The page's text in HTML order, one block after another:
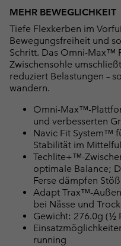
MEHR BEWEGLICHKEIT
Tiefe Flexkerben im
Bewegungsfreiheit und
Schritt. Das Omni-Max™
Zwischensohle
reduziert Belastungen –
wandern.
Omni-Max™-
und verbesserten
Navic Fit System™
Stabilität im
Techlite+™-
optimale Balance;
Ferse dämpfen
Adapt Trax™-
bei Nässe und
Gewicht: 276.0g (½
running